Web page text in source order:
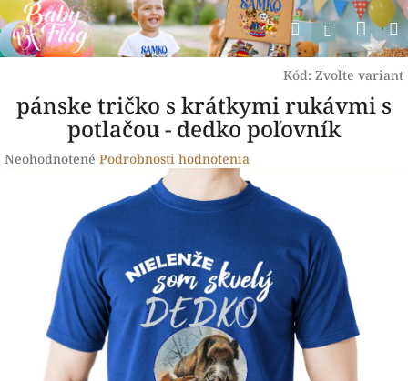
Prejsť
na
obsah
Hľadať
Kód: Zvoľte variant
pánske tričko s krátkymi rukávmi s
potlačou - dedko poľovník
Priemerné
hviezdičiek.
Neohodnotené Podrobnosti hodnotenia